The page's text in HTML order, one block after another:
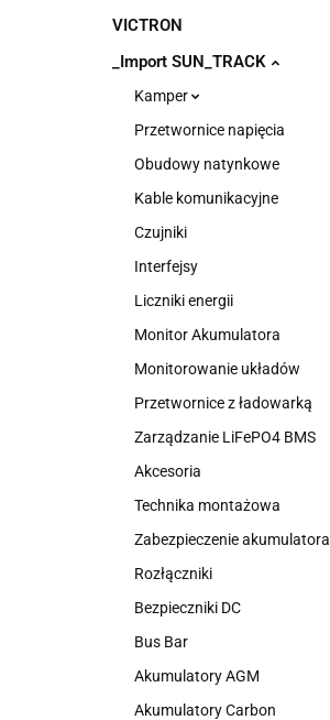
VICTRON
_Import SUN_TRACK
Kamper
Przetwornice napięcia
Obudowy natynkowe
Kable komunikacyjne
Czujniki
Interfejsy
Liczniki energii
Monitor Akumulatora
Monitorowanie układów
Przetwornice z ładowarką
Zarządzanie LiFePO4 BMS
Akcesoria
Technika montażowa
Zabezpieczenie akumulatora
Rozłączniki
Bezpieczniki DC
Bus Bar
Akumulatory AGM
Akumulatory Carbon